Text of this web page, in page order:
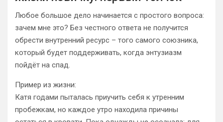
Любое большое дело начинается с простого вопроса:
зачем мне это? Без честного ответа не получится
обрести внутренний ресурс – того самого союзника,
который будет поддерживать, когда энтузиазм
пойдёт на спад.
Пример из жизни:
Катя годами пыталась приучить себя к утренним
пробежкам, но каждое утро находила причины